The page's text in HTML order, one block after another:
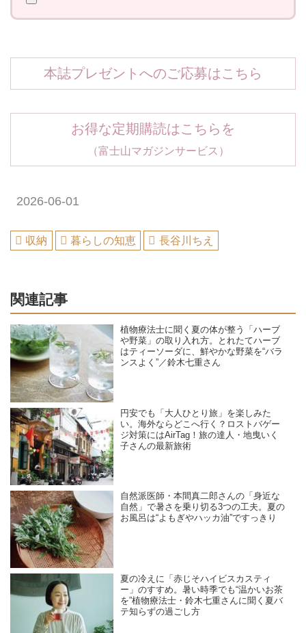
本誌プレゼントへのご応募はこちら
お得な定期購読はこちらを
（富士山マガジンサービス）
2026-06-01
収納 暮らしの知恵 長谷川ちえ
関連記事
植物療法士に聞く夏の体が整う「ハーブ
や野菜」の取り入れ方。とれたてハーブ
はティーソーダに、鮮やかな野菜を“バラ
ンスよく”／鈴木七重さん
円安でも「大人ひとり旅」を楽しみた
い。海外ならどこへ行く？ロストバゲー
ジ対策にはAirTag！旅の達人・地曳いく
子さんの最新旅術
自然派医師・本間真二郎さんの「身近な
自然」で暑さを乗り切る3つの工夫。夏の
お風呂は“よもぎやハッカ油”ですっきり
夏の冷えに「赤じそハイビスカスティ
ー」のすすめ。暑い時季でも“温かいお茶
を”植物療法士・鈴木七重さんに聞く夏バ
テ知らずの過ごし方